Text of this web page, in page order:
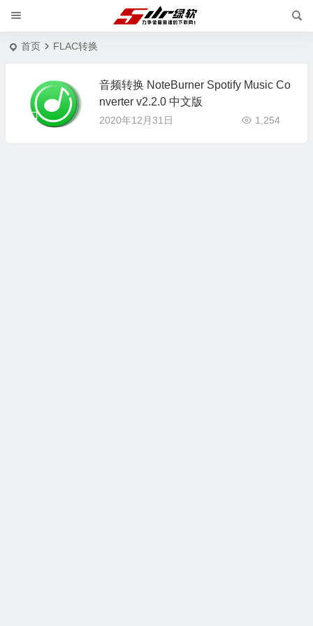
首页 FLAC转换
音频转换 NoteBurner Spotify Music Co
nverter v2.2.0 中文版
2020年12月31日 1,254